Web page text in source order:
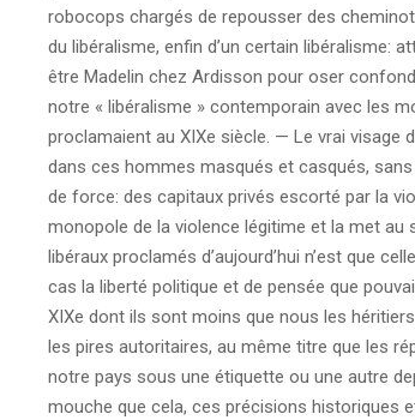
robocops chargés de repousser des
du libéralisme, enfin d’un certain libéralisme:
être Madelin chez Ardisson pour oser
notre « libéralisme » contemporain avec les
proclamaient au XIXe siècle. — Le vrai visage
dans ces hommes masqués et casqués,
de force: des capitaux privés escorté par la
monopole de la violence légitime et la met au
libéraux proclamés d’aujourd’hui n’est que
cas la liberté politique et de pensée que
XIXe dont ils sont moins que nous les
les pires autoritaires, au même titre que les
notre pays sous une étiquette ou une autre
mouche que cela, ces précisions historiques